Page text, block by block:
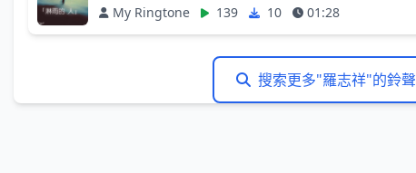
My Ringtone 139 10 01:28
搜索更多"羅志祥"的鈴聲